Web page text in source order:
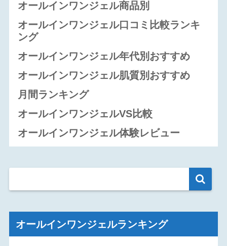
オールインワンジェル商品別
オールインワンジェル口コミ比較ランキ
ング
オールインワンジェル年代別おすすめ
オールインワンジェル肌質別おすすめ
月間ランキング
オールインワンジェルVS比較
オールインワンジェル体験レビュー
オールインワンジェルランキング